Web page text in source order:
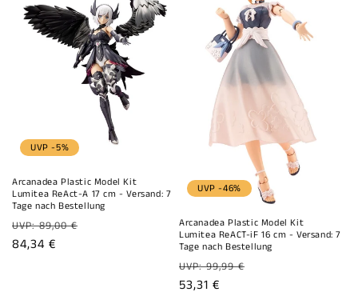
UVP -5%
Arcanadea Plastic Model Kit
Lumitea ReAct-A 17 cm - Versand: 7
Tage nach Bestellung
Normaler
Preis
UVP: 89,00 €
Verkaufspreis
84,34 €
UVP -46%
Arcanadea Plastic Model Kit
Lumitea ReACT-iF 16 cm - Versand: 7
Tage nach Bestellung
Normaler
Preis
UVP: 99,99 €
Verkaufspreis
53,31 €